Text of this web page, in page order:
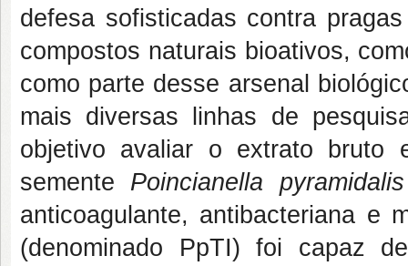
defesa sofisticadas contra
compostos naturais bioativos,
como parte desse arsenal
mais diversas linhas de
objetivo avaliar o extrato bruto
semente Poincianella
anticoagulante, antibacteriana e
(denominado PpTI) foi capaz